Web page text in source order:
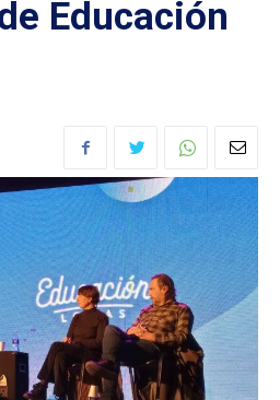
Educación